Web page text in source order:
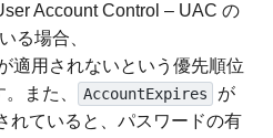
Account Control – UAC の
る場合、
適用されないという優先順位
また、
AccountExpires が
れていると、パスワードの有